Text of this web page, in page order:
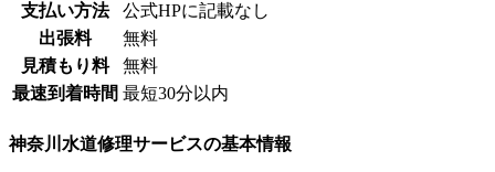
支払い方法
公式HPに記載なし
出張料
無料
見積もり料
無料
最速到着時間 最短30分以内
神奈川水道修理サービスの基本情報